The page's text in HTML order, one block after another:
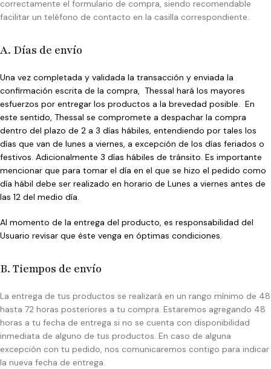
correctamente el formulario de compra, siendo recomendable
facilitar un teléfono de contacto en la casilla correspondiente.
A. Días de envío
Una vez completada y validada la transacción y enviada la
confirmación escrita de la compra, Thessal hará los mayores
esfuerzos por entregar los productos a la brevedad posible. En
este sentido, Thessal se compromete a despachar la compra
dentro del plazo de 2 a 3 días hábiles, entendiendo por tales los
días que van de lunes a viernes, a excepción de los días feriados o
festivos. Adicionalmente 3 días hábiles de tránsito. Es importante
mencionar que para tomar el día en el que se hizo el pedido como
día hábil debe ser realizado en horario de Lunes a viernes antes de
las 12 del medio día.
Al momento de la entrega del producto, es responsabilidad del
Usuario revisar que éste venga en óptimas condiciones.
B. Tiempos de envío
La entrega de tus productos se realizará en un rango mínimo de 48
hasta 72 horas posteriores a tu compra. Estaremos agregando 48
horas a tu fecha de entrega si no se cuenta con disponibilidad
inmediata de alguno de tus productos. En caso de alguna
excepción con tu pedido, nos comunicaremos contigo para indicar
la nueva fecha de entrega.